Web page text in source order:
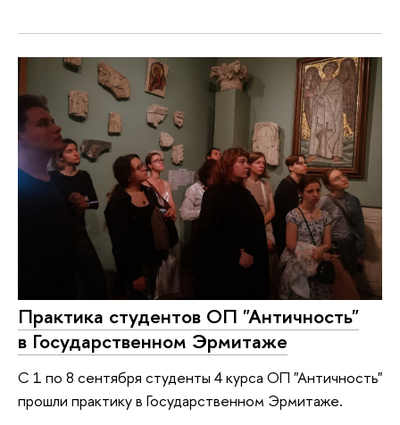
Практика студентов ОП "Античность"
в Государственном Эрмитаже
С 1 по 8 сентября студенты 4 курса ОП "Античность"
прошли практику в Государственном Эрмитаже.